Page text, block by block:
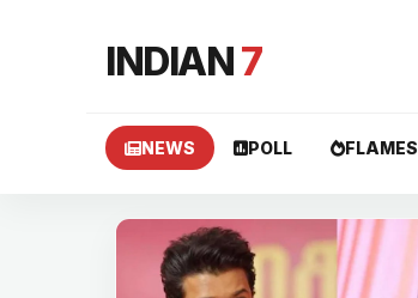
INDIAN7
NEWS POLL FLAMES